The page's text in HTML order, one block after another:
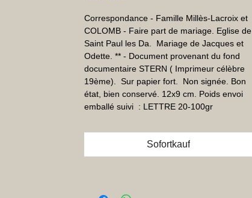
Correspondance - Famille Millès-Lacroix et
COLOMB - Faire part de mariage. Eglise de
Saint Paul les Da.  Mariage de Jacques et
Odette. ** - Document provenant du fond
documentaire STERN ( Imprimeur célèbre
19ème).  Sur papier fort.  Non signée. Bon
état, bien conservé. 12x9 cm. Poids envoi
emballé suivi  : LETTRE 20-100gr
Sofortkauf